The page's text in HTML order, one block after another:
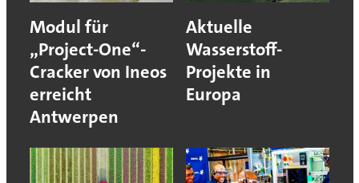
Modul für
„Project-One“-
Cracker von Ineos
erreicht
Antwerpen
Aktuelle
Wasserstoff-
Projekte in
Europa